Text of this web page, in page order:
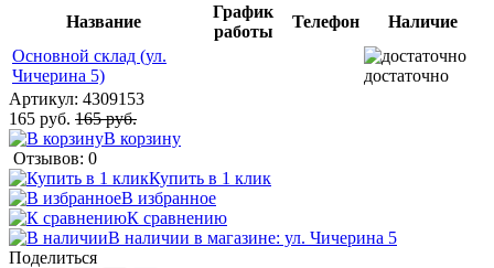
Название
График
работы
Телефон
Наличие
Основной склад (ул.
Чичерина 5)
достаточно
Артикул: 4309153
165 руб. 165 руб.
В корзину
Отзывов: 0
Купить в 1 клик
В избранное
К сравнению
В наличии в магазине: ул. Чичерина 5
Поделиться